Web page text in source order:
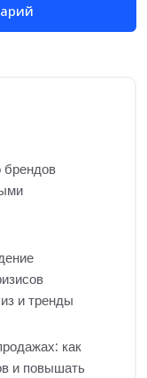
и тренды
как
и повышать